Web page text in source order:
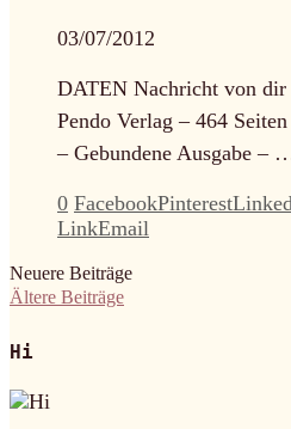
03/07/2012
DATEN Nachricht von
Pendo Verlag – 464
– Gebundene Ausgabe –
0 FacebookPinterest
LinkEmail
Neuere Beiträge
Ältere Beiträge
Hi